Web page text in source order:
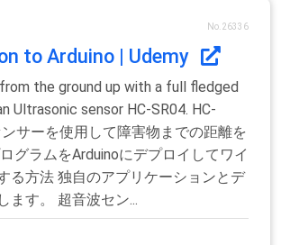
No.26336
to Arduino | Udemy
from the ground up with a full fledged
Ultrasonic sensor HC-SR04. HC-
サーを使用して障害物までの距離を
グラムをArduinoにデプロイしてワイ
る方法 独自のアプリケーションとデ
ます。 超音波セン...